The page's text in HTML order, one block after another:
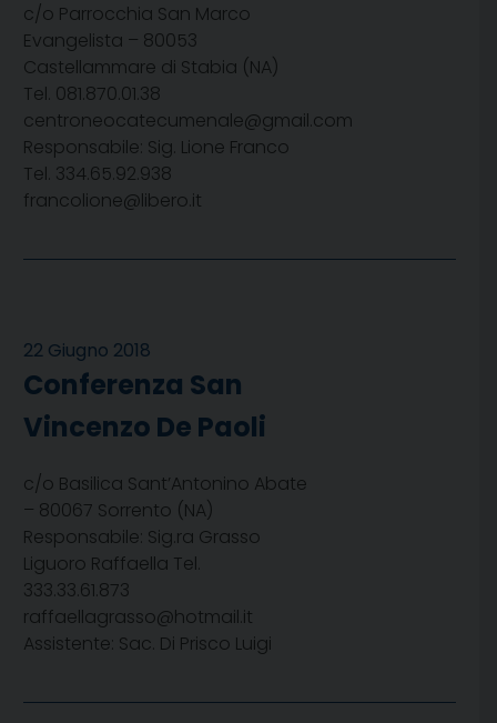
c/o Parrocchia San Marco
Evangelista – 80053
Castellammare di Stabia (NA)
Tel. 081.870.01.38
centroneocatecumenale@gmail.com
Responsabile: Sig. Lione Franco
Tel. 334.65.92.938
francolione@libero.it
22 Giugno 2018
Conferenza San
Vincenzo De Paoli
c/o Basilica Sant’Antonino Abate
– 80067 Sorrento (NA)
Responsabile: Sig.ra Grasso
Liguoro Raffaella Tel.
333.33.61.873
raffaellagrasso@hotmail.it
Assistente: Sac. Di Prisco Luigi